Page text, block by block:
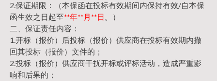
2.保证期限：（本保函在投标有效期间内保持有效/自本保
函生效之日起至**年**月**日 。）
二、保证责任内容：
1.开标（报价）后投标（报价）供应商在投标有效期内撤
回其投标（报价）文件的；
2.投标（报价）供应商干扰开标或评标活动，造成严重影
响和后果的；